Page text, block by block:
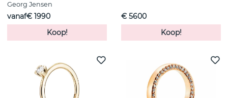
Georg Jensen
vanaf€ 1990
Koop!
€ 5600
Koop!